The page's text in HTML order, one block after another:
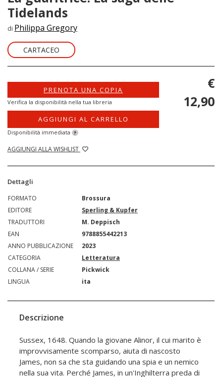
Tidelands
di Philippa Gregory
CARTACEO
PRENOTA UNA COPIA
Verifica la disponibilità nella tua libreria
AGGIUNGI AL CARRELLO
Disponibilità immediata ?
AGGIUNGI ALLA WISHLIST
€
12,90
Dettagli
FORMATO
Brossura
EDITORE
Sperling & Kupfer
TRADUTTORI
M. Deppisch
EAN
9788855442213
ANNO PUBBLICAZIONE
2023
CATEGORIA
Letteratura
COLLANA / SERIE
Pickwick
LINGUA
ita
Descrizione
Sussex, 1648. Quando la giovane Alinor, il cui marito è
improvvisamente scomparso, aiuta di nascosto
James, non sa che sta guidando una spia e un nemico
nella sua vita. Perché James, in un'Inghilterra preda di